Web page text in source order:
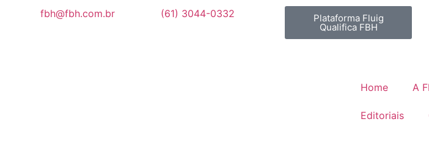
fbh@fbh.com.br (61) 3044-0332 Plataforma Fluig
Qualifica FBH
Home A
Editoriais